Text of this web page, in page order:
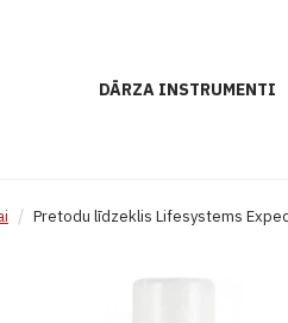
DĀRZA INSTRUMENTI
Pretodu līdzeklis Lifesystems